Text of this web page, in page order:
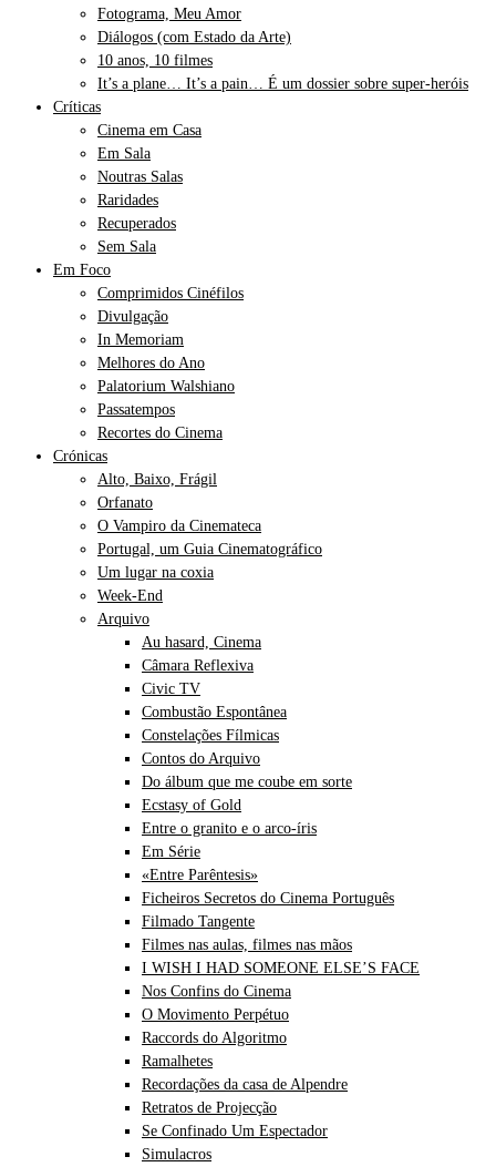
Fotograma, Meu Amor
Diálogos (com Estado da Arte)
10 anos, 10 filmes
It’s a plane… It’s a pain… É um dossier sobre super-heróis
Críticas
Cinema em Casa
Em Sala
Noutras Salas
Raridades
Recuperados
Sem Sala
Em Foco
Comprimidos Cinéfilos
Divulgação
In Memoriam
Melhores do Ano
Palatorium Walshiano
Passatempos
Recortes do Cinema
Crónicas
Alto, Baixo, Frágil
Orfanato
O Vampiro da Cinemateca
Portugal, um Guia Cinematográfico
Um lugar na coxia
Week-End
Arquivo
Au hasard, Cinema
Câmara Reflexiva
Civic TV
Combustão Espontânea
Constelações Fílmicas
Contos do Arquivo
Do álbum que me coube em sorte
Ecstasy of Gold
Entre o granito e o arco-íris
Em Série
«Entre Parêntesis»
Ficheiros Secretos do Cinema Português
Filmado Tangente
Filmes nas aulas, filmes nas mãos
I WISH I HAD SOMEONE ELSE’S FACE
Nos Confins do Cinema
O Movimento Perpétuo
Raccords do Algoritmo
Ramalhetes
Recordações da casa de Alpendre
Retratos de Projecção
Se Confinado Um Espectador
Simulacros